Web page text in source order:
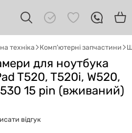
техніка Комп'ютерні запчастини
для ноутбука
T520, T520i, W520,
15 pin (вживаний)
відгук
AI — допоможу
комп'ютерну техніку.